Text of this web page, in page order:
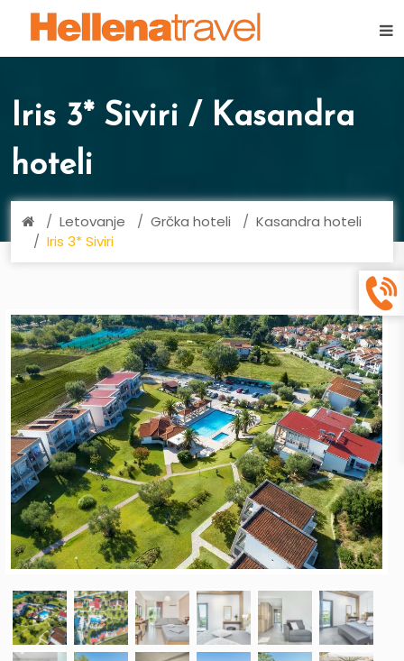
Iris 3* Siviri / Kasandra
hoteli
Letovanje Grčka hoteli
Kasandra hoteli
Iris 3* Siviri